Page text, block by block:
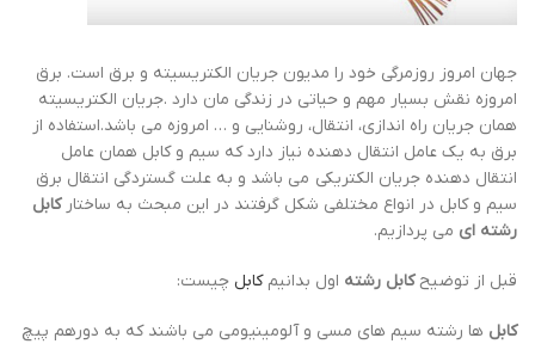
جهان امروز روزمرگی خود را مدیون جریان الکتریسیته و برق است. برق
امروزه نقش بسیار مهم و حیاتی در زندگی مان دارد .جریان الکتریسیته
همان جریان راه اندازی، انتقال، روشنایی و … امروزه می باشد.استفاده از
برق به یک عامل انتقال دهنده نیاز دارد که سیم و کابل همان عامل
انتقال دهنده جریان الکتریکی می باشد و به علت گستردگی انتقال برق
سیم و کابل در انواع مختلفی شکل گرفتند در این مبحث به ساختار کابل
رشته ای می پردازیم.
قبل از توضیحکابل رشته اول بدانیم کابل چیست:
کابل ها رشته سیم های مسی و آلومینیومی می باشند که به دورهم پیچ